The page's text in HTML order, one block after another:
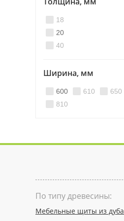
18
20
40
Ширина, мм
600 610
650
810
По типу древесины:
Мебельные щиты из дуба